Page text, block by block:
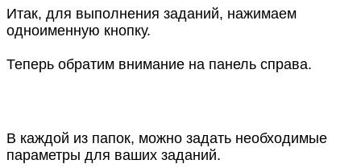
Итак, для выполнения заданий, нажимаем
одноименную кнопку.
Теперь обратим внимание на панель справа.
В каждой из папок, можно задать необходимые
параметры для ваших заданий.